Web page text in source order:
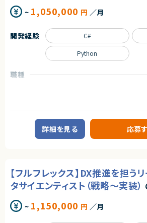
~ 1,050,000 円 ／月
職種
業務内容
【案件概要】
動画配信サービスにおける開発案件にて、サービ
括と、個別案件をリードする技術担当の両面を担っ
BtoC向け大規模サービスの成長を技術面から支
す。
■ 技術統括チームとしての役割
各開発案件の要件把握および、システム全体を
開発経験 C#
Python
詳細を見る 応募
【フルフレックス】DX推進を担う
タサイエンティスト（戦略～実装）
~ 1,150,000 円 ／月